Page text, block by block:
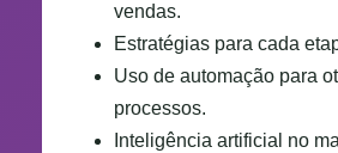
vendas.
Estratégias para cada
Uso de automação para
processos.
Inteligência artificial no